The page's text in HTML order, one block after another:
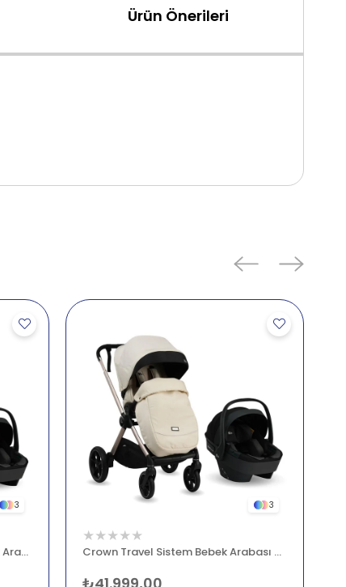
Ürün Önerileri
3
Dakar i-Size Travel Sistem Bebek Arabası Yeşil
3
★★★★★
Crown Travel Sistem Bebek Arabası Bej